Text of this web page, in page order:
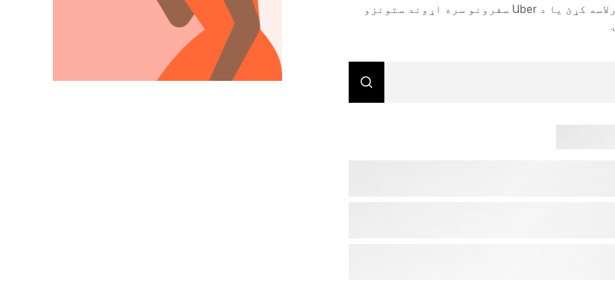
کولی شئ خپل حساب ته ننوځئ ترڅو شخصي ملاتړ ترلاسه کړئ یا د Uber سفرونو سره اړوند ستونزو